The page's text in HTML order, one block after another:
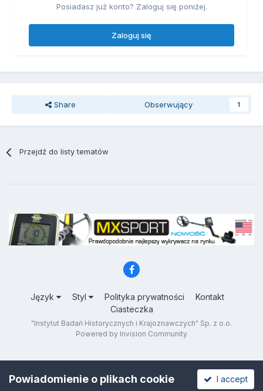
Posiadasz już konto? Zaloguj się poniżej.
Zaloguj się
Share Obserwujący 1
Przejdź do listy tematów
Język Styl Polityka prywatności
Kontakt
Ciasteczka
"Instytut Badań Historycznych i Krajoznawczych" Sp. z o.o.
Powered by Invision Community
Powiadomienie o plikach cookie I accept